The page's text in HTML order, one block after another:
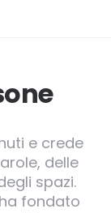
e crede
delle
spazi.
fondato